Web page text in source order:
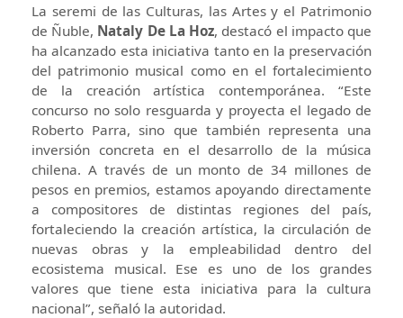
La seremi de las Culturas, las Artes y el Patrimonio
de Ñuble, Nataly De La Hoz, destacó el impacto que
ha alcanzado esta iniciativa tanto en la preservación
del patrimonio musical como en el fortalecimiento
de la creación artística contemporánea. “Este
concurso no solo resguarda y proyecta el legado de
Roberto Parra, sino que también representa una
inversión concreta en el desarrollo de la música
chilena. A través de un monto de 34 millones de
pesos en premios, estamos apoyando directamente
a compositores de distintas regiones del país,
fortaleciendo la creación artística, la circulación de
nuevas obras y la empleabilidad dentro del
ecosistema musical. Ese es uno de los grandes
valores que tiene esta iniciativa para la cultura
nacional”, señaló la autoridad.